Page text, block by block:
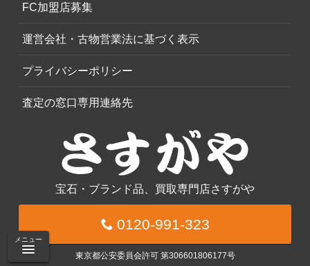
メニュー
FC加盟店募集
運営会社・古物営業法に基づく表示
プライバシーポリシー
査定の窓口専用連絡先
宝石・ブランド品、買取専門店さすがや
0120-991-323
東京都公安委員会許可 第306601806177号